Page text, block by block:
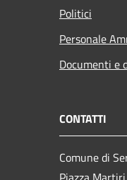
Politici
Personale
Documenti e
CONTATTI
Comune di